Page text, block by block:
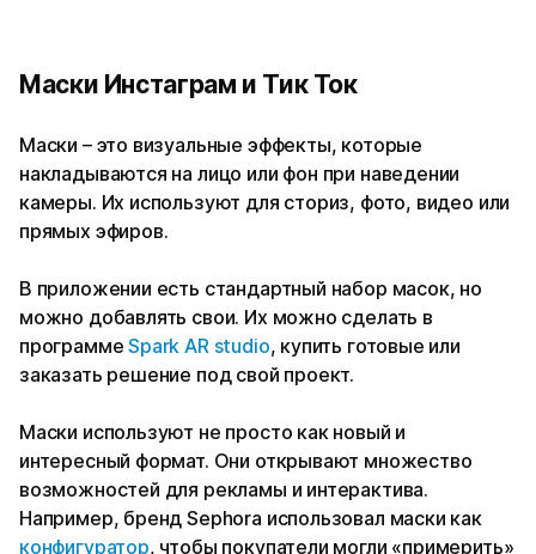
Маски Инстаграм и Тик Ток
Маски – это визуальные эффекты, которые
накладываются на лицо или фон при наведении
камеры. Их используют для сториз, фото, видео или
прямых эфиров.
В приложении есть стандартный набор масок, но
можно добавлять свои. Их можно сделать в
программеSpark AR studio, купить готовые или
заказать решение под свой проект.
Маски используют не просто как новый и
интересный формат. Они открывают множество
возможностей для рекламы и интерактива.
Например, бренд Sephora использовал маски как
конфигуратор, чтобы покупатели могли «примерить»